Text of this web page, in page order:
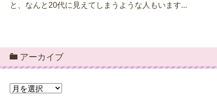
と、なんと20代に見えてしまうような人もいます...
アーカイブ
ア